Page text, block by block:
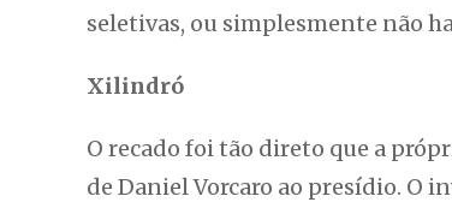
seletivas, ou simplesmente não
Xilindró
O recado foi tão direto que a
de Daniel Vorcaro ao presídio. O